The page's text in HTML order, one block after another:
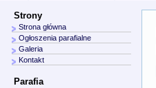
Strony
Strona główna
Ogłoszenia parafialne
Galeria
Kontakt
Parafia